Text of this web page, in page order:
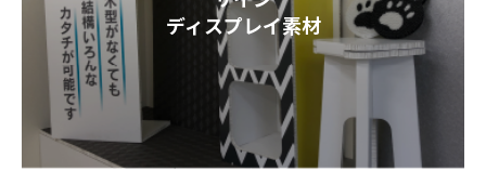
ディスプレイ素材